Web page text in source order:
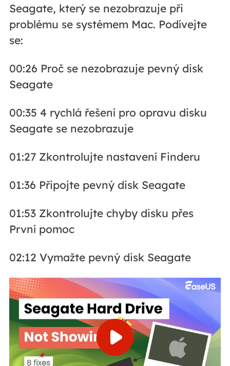
Seagate, který se nezobrazuje při
problému se systémem Mac. Podívejte
se:
00:26 Proč se nezobrazuje pevný disk
Seagate
00:35 4 rychlá řešení pro opravu disku
Seagate se nezobrazuje
01:27 Zkontrolujte nastavení Finderu
01:36 Připojte pevný disk Seagate
01:53 Zkontrolujte chyby disku přes
První pomoc
02:12 Vymažte pevný disk Seagate